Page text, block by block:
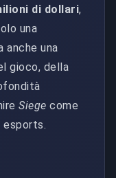
di dollari,
una
anche una
gioco, della
Siege come
esports.